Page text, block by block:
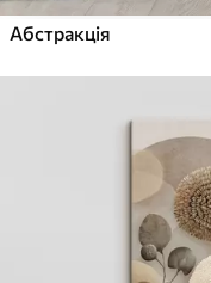
Абстракція